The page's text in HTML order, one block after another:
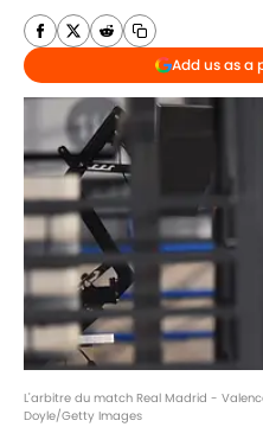
Add us as a
L'arbitre du match Real Madrid -
Doyle/Getty Images